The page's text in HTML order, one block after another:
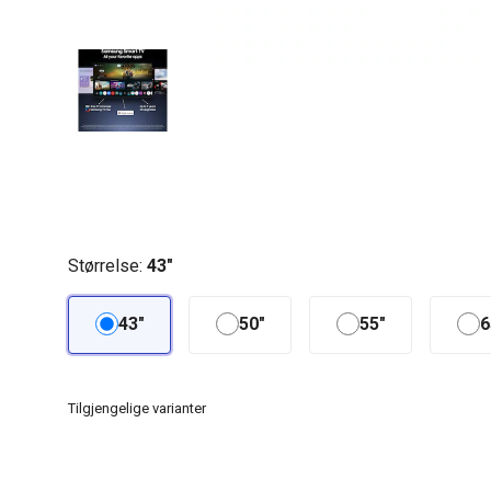
Størrelse: 43"
43" 50" 55"
Tilgjengelige varianter